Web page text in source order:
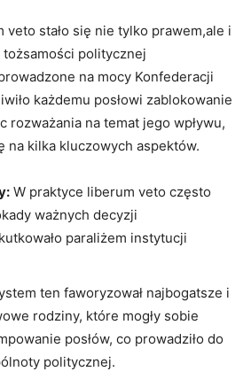
veto stało ‍się nie tylko prawem,ale ⁣i
‌politycznej
na ​mocy‌ Konfederacji
⁢każdemu posłowi zablokowanie
rozważania na⁤ temat ​jego⁢ wpływu,​
na ‌kilka‍ kluczowych aspektów.
W⁣ praktyce liberum veto często
ważnych decyzji
paraliżem instytucji
ten faworyzował ​najbogatsze i
rodziny, które mogły sobie
posłów, co⁣ prowadziło do
politycznej.